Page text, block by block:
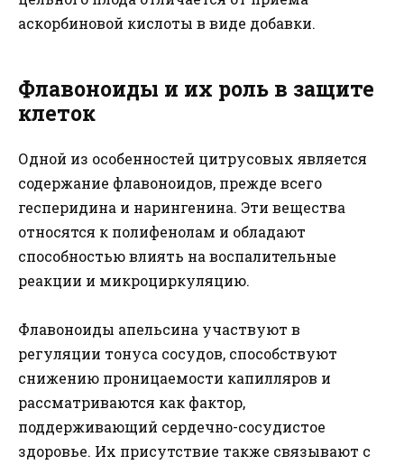
аскорбиновой кислоты в виде добавки.
Флавоноиды и их роль в защите
клеток
Одной из особенностей цитрусовых является
содержание флавоноидов, прежде всего
гесперидина и нарингенина. Эти вещества
относятся к полифенолам и обладают
способностью влиять на воспалительные
реакции и микроциркуляцию.
Флавоноиды апельсина участвуют в
регуляции тонуса сосудов, способствуют
снижению проницаемости капилляров и
рассматриваются как фактор,
поддерживающий сердечно-сосудистое
здоровье. Их присутствие также связывают с